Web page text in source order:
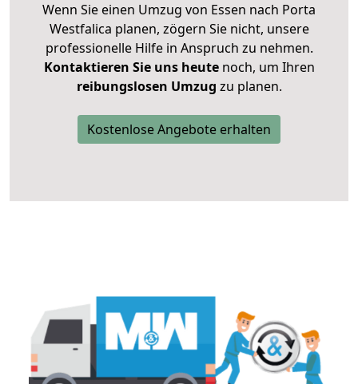
Wenn Sie einen Umzug von Essen nach Porta
Westfalica planen, zögern Sie nicht, unsere
professionelle Hilfe in Anspruch zu nehmen.
Kontaktieren Sie uns heutenoch, um Ihren
reibungslosen Umzug zu planen.
Kostenlose Angebote erhalten